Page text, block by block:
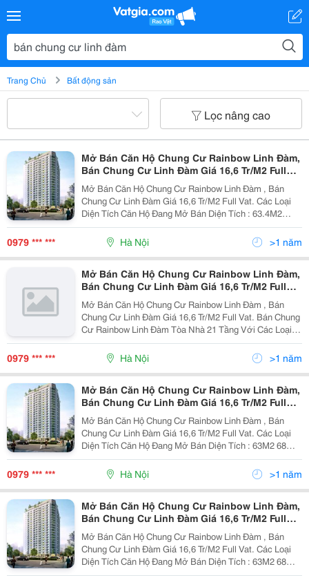
Trang Chủ Bất động sản
Lọc nâng cao
Mở Bán Căn Hộ Chung Cư Rainbow Linh Đàm,
Bán Chung Cư Linh Đàm Giá 16,6 Tr/M2 Full
Vat
Mở Bán Căn Hộ Chung Cư Rainbow Linh Đàm , Bán
Chung Cư Linh Đàm Giá 16,6 Tr/M2 Full Vat. Các Loại
Diện Tích Căn Hộ Đang Mở Bán Diện Tích : 63.4M2
68.3M2 87.8 M2 89 M2 90.2M2 90.5M2 91.8M2 90.2M2
90.7 M2 91.8M2 Tầng
0979 *** *** Hà Nội >1 năm
Mở Bán Căn Hộ Chung Cư Rainbow Linh Đàm,
Bán Chung Cư Linh Đàm Giá 16,6 Tr/M2 Full
Vat
Mở Bán Căn Hộ Chung Cư Rainbow Linh Đàm , Bán
Chung Cư Linh Đàm Giá 16,6 Tr/M2 Full Vat. Bán Chung
Cư Rainbow Linh Đàm Tòa Nhà 21 Tầng Với Các Loại
Dt Từ 63 M2 Đến 94 M2.. Tiến Độ Thanh Toán Làm 8
Đọt: Đợt 1 Đóng 22 % Ngay Sau Khi Ký Hợp Đồng G
0979 *** *** Hà Nội >1 năm
Mở Bán Căn Hộ Chung Cư Rainbow Linh Đàm,
Bán Chung Cư Linh Đàm Giá 16,6 Tr/M2 Full
Vat
Mở Bán Căn Hộ Chung Cư Rainbow Linh Đàm , Bán
Chung Cư Linh Đàm Giá 16,6 Tr/M2 Full Vat. Các Loại
Diện Tích Căn Hộ Đang Mở Bán Diện Tích : 63M2 68M2
91M2 92M2 93M2 94M2. Tầng : Từ 2 -- Đến 21 ( Được
0979 *** *** Hà Nội >1 năm
Mở Bán Căn Hộ Chung Cư Rainbow Linh Đàm,
Bán Chung Cư Linh Đàm Giá 16,6 Tr/M2 Full
Vat
Mở Bán Căn Hộ Chung Cư Rainbow Linh Đàm , Bán
Chung Cư Linh Đàm Giá 16,6 Tr/M2 Full Vat. Các Loại
Diện Tích Căn Hộ Đang Mở Bán Diện Tích : 63M2 68M2
91M2 92M2 93M2 94M2. Tầng : Từ 2 -- Đến 21 ( Được